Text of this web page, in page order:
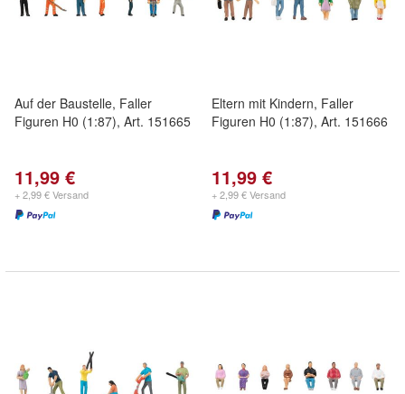
Auf der Baustelle, Faller
Figuren H0 (1:87), Art. 151665
11,99 €
+ 2,99 € Versand
Eltern mit Kindern, Faller
Figuren H0 (1:87), Art. 151666
11,99 €
+ 2,99 € Versand